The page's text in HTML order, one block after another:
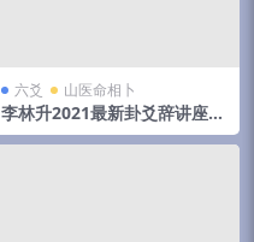
六爻 山医命相卜
李林升2021最新卦爻辞讲座录
音15集